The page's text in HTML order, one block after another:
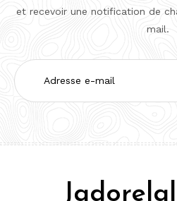
et recevoir une notification de
mail.
Adresse
e-
mail